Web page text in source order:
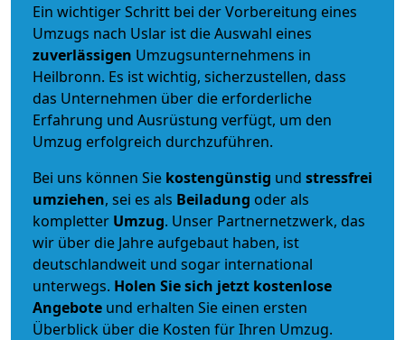
Ein wichtiger Schritt bei der Vorbereitung eines
Umzugs nach Uslar ist die Auswahl eines
zuverlässigen Umzugsunternehmens in
Heilbronn. Es ist wichtig, sicherzustellen, dass
das Unternehmen über die erforderliche
Erfahrung und Ausrüstung verfügt, um den
Umzug erfolgreich durchzuführen.
Bei uns können Sie kostengünstig und stressfrei
umziehen, sei es als Beiladung oder als
kompletter Umzug. Unser Partnernetzwerk, das
wir über die Jahre aufgebaut haben, ist
deutschlandweit und sogar international
unterwegs. Holen Sie sich jetzt kostenlose
Angebote und erhalten Sie einen ersten
Überblick über die Kosten für Ihren Umzug.